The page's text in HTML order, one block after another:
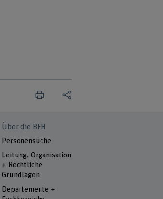
Über die BFH
Personensuche
Leitung, Organisation
+ Rechtliche
Grundlagen
Departemente +